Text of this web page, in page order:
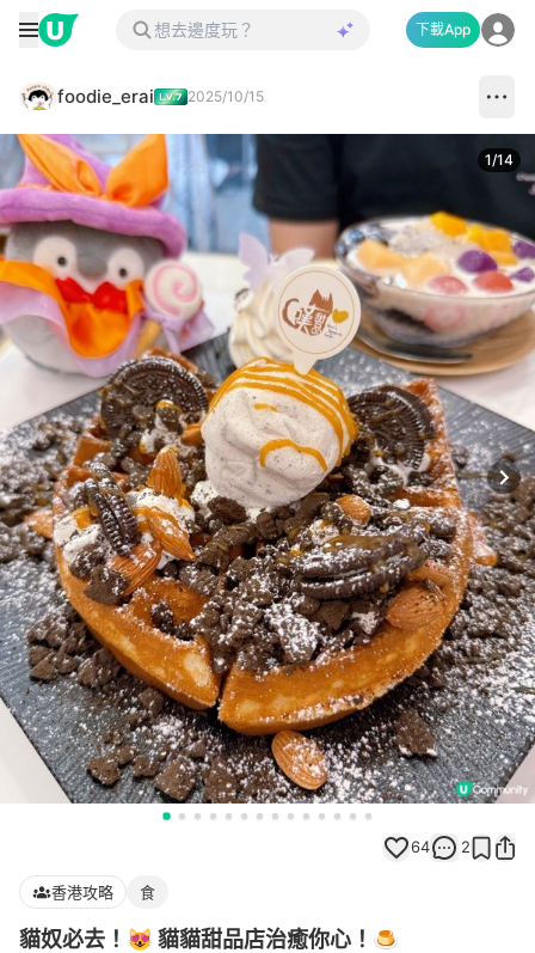
下載App
foodie_erai 2025/10/15
1/14
64 2
香港攻略 食
貓奴必去！😻 貓貓甜品店治癒你心！🍮